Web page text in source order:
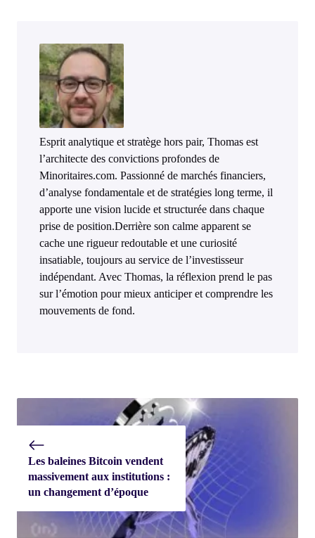
Esprit analytique et stratège hors pair, Thomas est
l’architecte des convictions profondes de
Minoritaires.com. Passionné de marchés financiers,
d’analyse fondamentale et de stratégies long terme, il
apporte une vision lucide et structurée dans chaque
prise de position.Derrière son calme apparent se
cache une rigueur redoutable et une curiosité
insatiable, toujours au service de l’investisseur
indépendant. Avec Thomas, la réflexion prend le pas
sur l’émotion pour mieux anticiper et comprendre les
mouvements de fond.
Les baleines Bitcoin vendent
massivement aux institutions :
un changement d’époque